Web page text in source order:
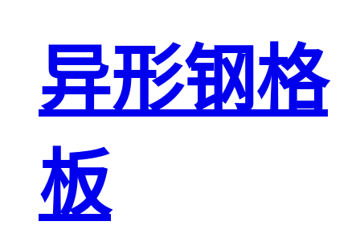
异形钢格
板